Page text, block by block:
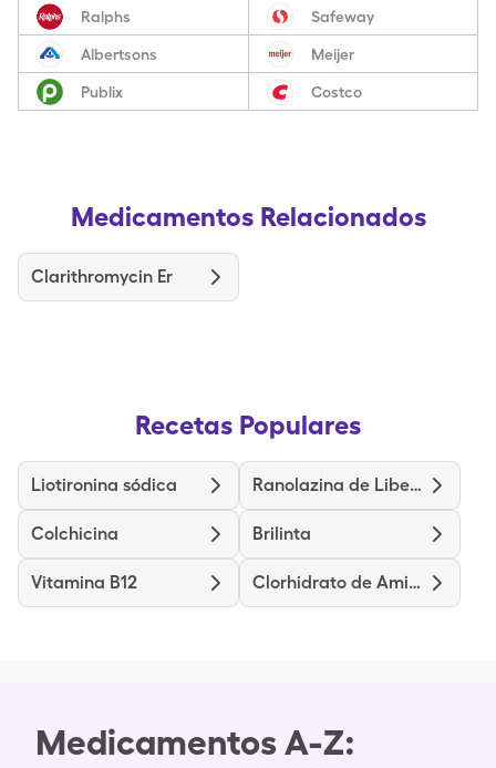
Ralphs Safeway
Albertsons Meijer
Publix Costco
Medicamentos Relacionados
Clarithromycin Er
Recetas Populares
Liotironina sódica Ranolazina de Liberación Prolongada
Colchicina Brilinta
Vitamina B12 Clorhidrato de Amiodarona
Medicamentos A-Z: